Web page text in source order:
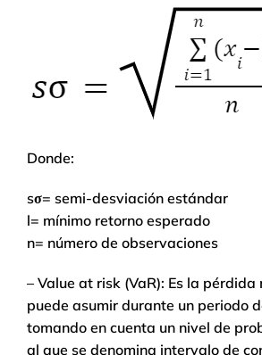
Donde:
sσ= semi-desviación estándar
l= mínimo retorno esperado
n= número de observaciones
– Value at risk (VaR): Es la pérdida
puede asumir durante un periodo
tomando en cuenta un nivel de
al que se denomina intervalo de